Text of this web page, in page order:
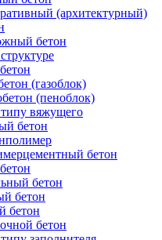
(архитектурный)
бетон
(газоблок)
(пеноблок)
вяжущего
бетон
бетон
бетон
бетон
бетон
бетон